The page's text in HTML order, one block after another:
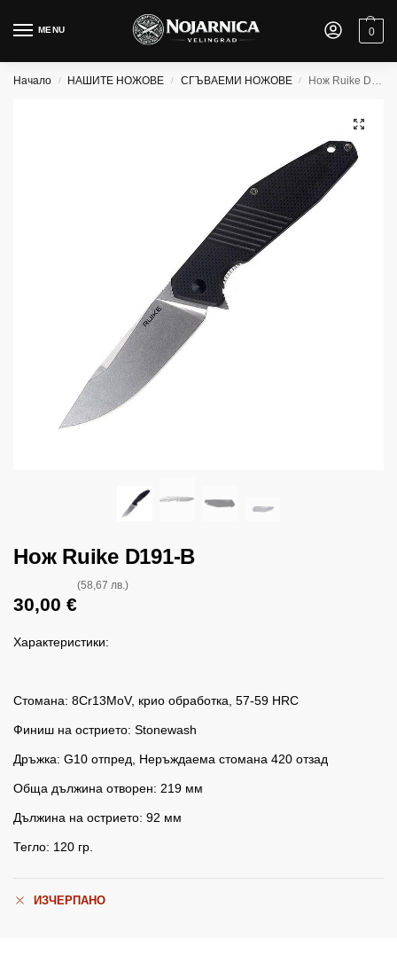
MENU 0
Начало / НАШИТЕ НОЖОВЕ / СГЪВАЕМИ НОЖОВЕ / Нож Ruike D191-B
Нож Ruike D191-B
30,00 €
(58,67 лв.)
Характеристики:
Стомана: 8Cr13MoV, крио обработка, 57-59 HRC
Финиш на острието: Stonewash
Дръжка: G10 отпред, Неръждаема стомана 420 отзад
Обща дължина отворен: 219 мм
Дължина на острието: 92 мм
Тегло: 120 гр.
ИЗЧЕРПАНО